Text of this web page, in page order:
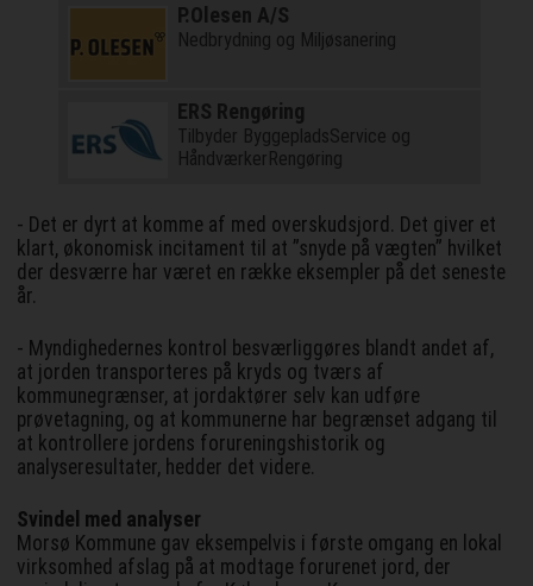
P.Olesen A/S
Nedbrydning og Miljøsanering
ERS Rengøring
Tilbyder ByggepladsService og
HåndværkerRengøring
- Det er dyrt at komme af med overskudsjord. Det giver et
klart, økonomisk incitament til at ”snyde på vægten” hvilket
der desværre har været en række eksempler på det seneste
år.
- Myndighedernes kontrol besværliggøres blandt andet af,
at jorden transporteres på kryds og tværs af
kommunegrænser, at jordaktører selv kan udføre
prøvetagning, og at kommunerne har begrænset adgang til
at kontrollere jordens forureningshistorik og
analyseresultater, hedder det videre.
Svindel med analyser
Morsø Kommune gav eksempelvis i første omgang en lokal
virksomhed afslag på at modtage forurenet jord, der